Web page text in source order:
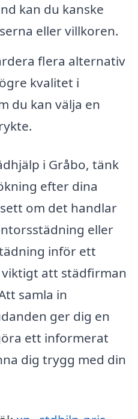
kan du kanske
eller villkoren.
flera alternativ
kvalitet i
du kan välja en
i Gråbo, tänk
efter dina
om det handlar
eller
inför ett
att städfirman
samla in
ger dig en
ett informerat
dig trygg med din